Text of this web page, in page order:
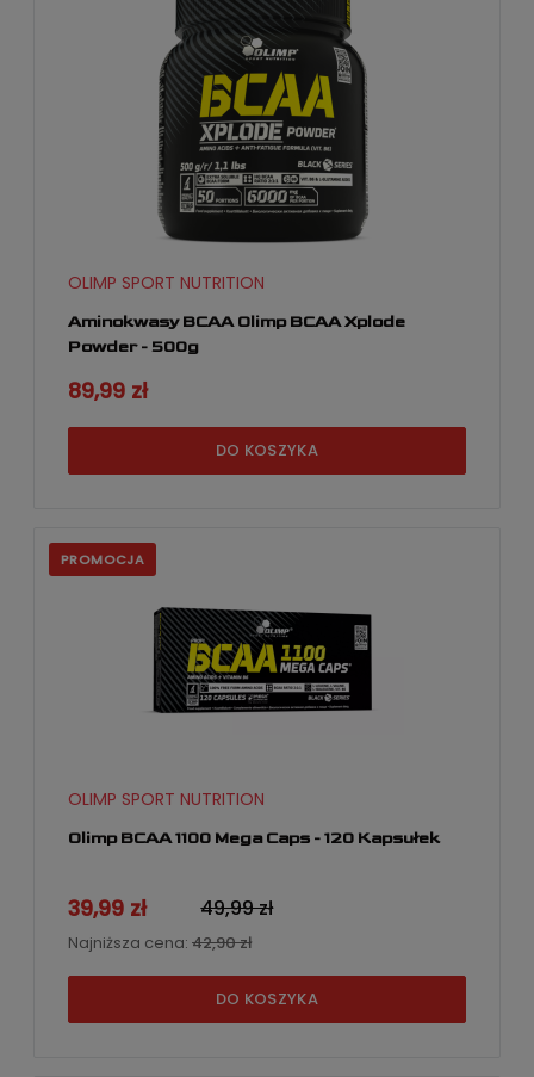
Aminokwasy BCAA Olimp BCAA Xplode
Powder - 500g
OLIMP SPORT NUTRITION
89,99 zł
DO KOSZYKA
Olimp BCAA 1100 Mega Caps - 120 Kapsułek
OLIMP SPORT NUTRITION
39,99 zł 49,99 zł
Najniższa cena: 42,90 zł
DO KOSZYKA
PROMOCJA